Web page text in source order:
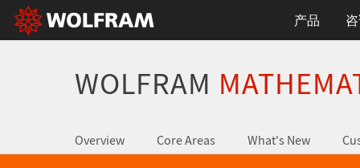
产品
WOLFRAM
Overview Core Areas What's New